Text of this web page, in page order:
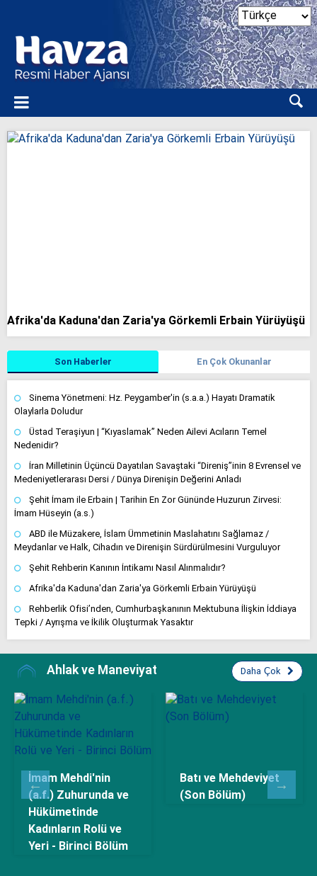
Afrika'da Kaduna'dan Zaria'ya Görkemli Erbain Yürüyüşü
Son Haberler En Çok Okunanlar
Sinema Yönetmeni: Hz. Peygamber'in (s.a.a.) Hayatı Dramatik
Olaylarla Doludur
Üstad Teraşiyun | “Kıyaslamak” Neden Ailevi Acıların Temel
Nedenidir?
İran Milletinin Üçüncü Dayatılan Savaştaki “Direniş”inin 8 Evrensel ve
Medeniyetlerarası Dersi / Dünya Direnişin Değerini Anladı
Şehit İmam ile Erbain | Tarihin En Zor Gününde Huzurun Zirvesi:
İmam Hüseyin (a.s.)
ABD ile Müzakere, İslam Ümmetinin Maslahatını Sağlamaz /
Meydanlar ve Halk, Cihadın ve Direnişin Sürdürülmesini Vurguluyor
Şehit Rehberin Kanının İntikamı Nasıl Alınmalıdır?
Afrika'da Kaduna'dan Zaria'ya Görkemli Erbain Yürüyüşü
Rehberlik Ofisi’nden, Cumhurbaşkanının Mektubuna İlişkin İddiaya
Tepki / Ayrışma ve İkilik Oluşturmak Yasaktır
Ahlak ve Maneviyat Daha Çok
Batı ve Mehdeviyet
(İkinci Bölüm)
Batı ve